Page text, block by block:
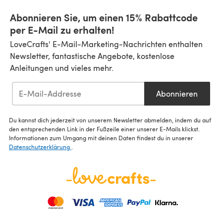
Abonnieren Sie, um einen 15% Rabattcode
per E-Mail zu erhalten!
LoveCrafts' E-Mail-Marketing-Nachrichten enthalten
Newsletter, fantastische Angebote, kostenlose
Anleitungen und vieles mehr.
Abonnieren
Du kannst dich jederzeit von unserem Newsletter abmelden, indem du auf
den entsprechenden Link in der Fußzeile einer unserer E-Mails klickst.
Informationen zum Umgang mit deinen Daten findest du in unserer
Datenschutzerklärung